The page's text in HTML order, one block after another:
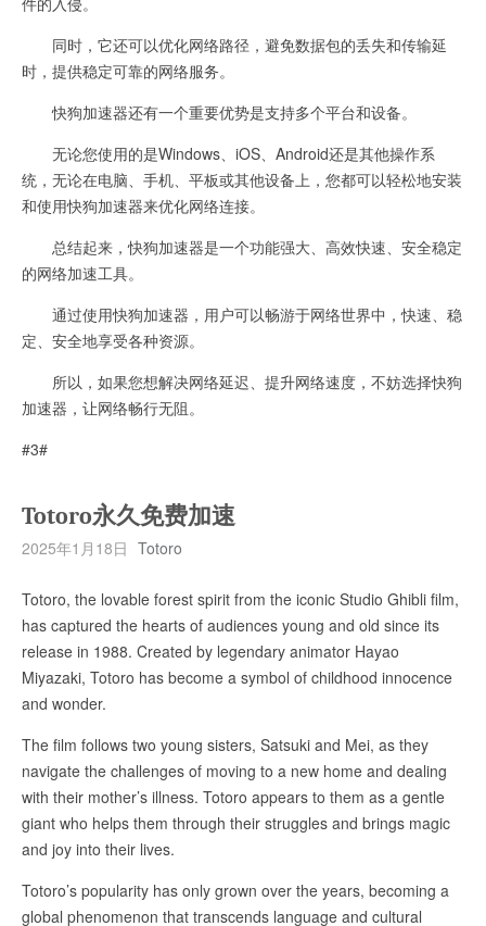
同时，它还可以优化网络路径，避免数据包的丢失和传输延
时，提供稳定可靠的网络服务。
快狗加速器还有一个重要优势是支持多个平台和设备。
无论您使用的是Windows、iOS、Android还是其他操作系
统，无论在电脑、手机、平板或其他设备上，您都可以轻松地安装
和使用快狗加速器来优化网络连接。
总结起来，快狗加速器是一个功能强大、高效快速、安全稳定
的网络加速工具。
通过使用快狗加速器，用户可以畅游于网络世界中，快速、稳
定、安全地享受各种资源。
所以，如果您想解决网络延迟、提升网络速度，不妨选择快狗
加速器，让网络畅行无阻。
#3#
Totoro永久免费加速
2025年1月18日 Totoro
Totoro, the lovable forest spirit from the iconic Studio Ghibli film,
has captured the hearts of audiences young and old since its
release in 1988. Created by legendary animator Hayao
Miyazaki, Totoro has become a symbol of childhood innocence
and wonder.
The film follows two young sisters, Satsuki and Mei, as they
navigate the challenges of moving to a new home and dealing
with their mother’s illness. Totoro appears to them as a gentle
giant who helps them through their struggles and brings magic
and joy into their lives.
Totoro’s popularity has only grown over the years, becoming a
global phenomenon that transcends language and cultural